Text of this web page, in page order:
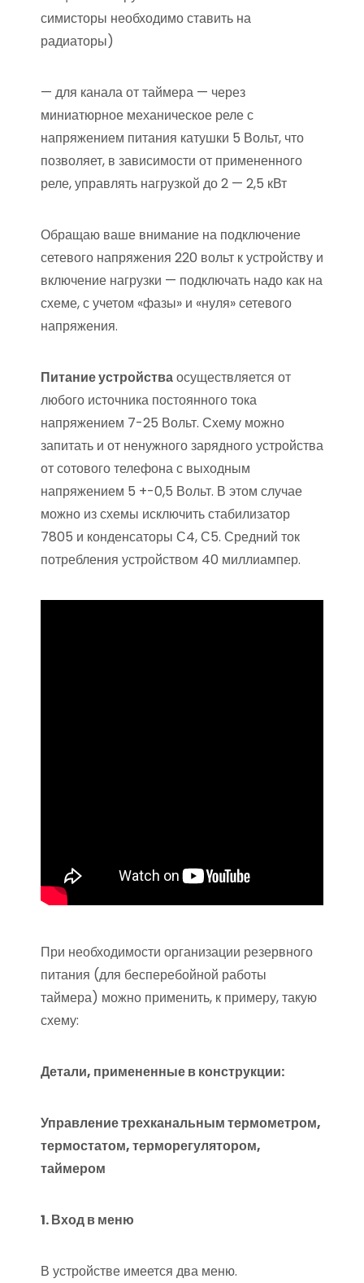
симисторы необходимо ставить на
радиаторы)
— для канала от таймера — через
миниатюрное механическое реле с
напряжением питания катушки 5 Вольт, что
позволяет, в зависимости от примененного
реле, управлять нагрузкой до 2 — 2,5 кВт
Обращаю ваше внимание на подключение
сетевого напряжения 220 вольт к устройству и
включение нагрузки — подключать надо как на
схеме, с учетом «фазы» и «нуля» сетевого
напряжения.
Питание устройстваосуществляется от
любого источника постоянного тока
напряжением 7-25 Вольт. Схему можно
запитать и от ненужного зарядного устройства
от сотового телефона с выходным
напряжением 5 +-0,5 Вольт. В этом случае
можно из схемы исключить стабилизатор
7805 и конденсаторы С4, С5. Средний ток
потребления устройством 40 миллиампер.
При необходимости организации резервного
питания (для бесперебойной работы
таймера) можно применить, к примеру, такую
схему:
Детали, примененные в конструкции:
Управление трехканальным термометром,
термостатом, терморегулятором,
таймером
1. Вход в меню
В устройстве имеется два меню.